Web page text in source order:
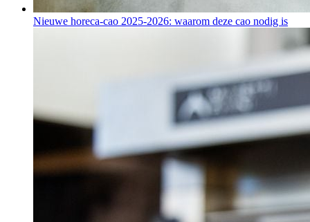
Nieuwe horeca-cao 2025-2026: waarom deze cao nodig is